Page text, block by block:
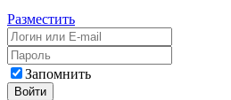
Разместить
Запомнить
Войти